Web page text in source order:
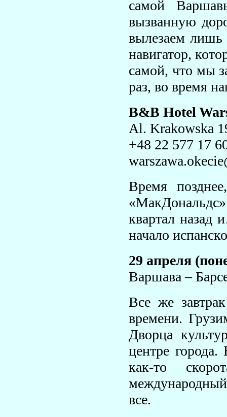
самой
вызванную
вылезаем лишь
навигатор,
самой, что мы
раз, во время
B&B Hotel
Al. Krakowska
+48 22 577 17
Время
квартал назад
начало
29 апреля
Варшава –
Все же
времени.
Дворца
центре
как-то
все.